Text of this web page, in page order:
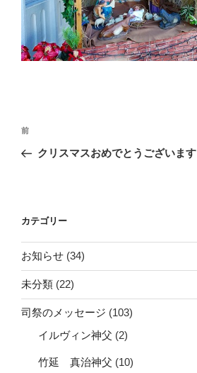
投
ナ
ー
シ
ョ
ン
前
の
前
クリスマスおめでとうございます
カテゴリー
お知らせ (34)
未分類 (22)
司祭のメッセージ (103)
イルヴィン神父 (2)
竹延 真治神父 (10)